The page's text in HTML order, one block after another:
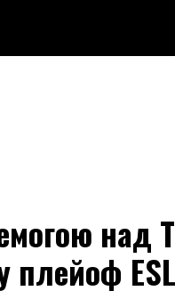
над
плейоф